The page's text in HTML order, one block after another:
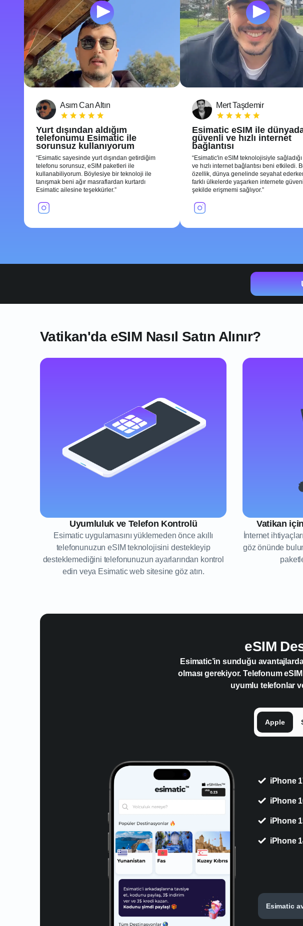
Asım Can Altın
Yurt dışından aldığım
telefonumu Esimatic ile
sorunsuz kullanıyorum
Esimatic sayesinde yurt dışından getirdiğim
telefonu sorunsuz, eSIM paketleri ile
kullanabiliyorum. Böylesiye bir teknoloji ile
tanışmak beni ağır masraflardan kurtardı
Esimatic ailesine teşekkürler.
Mert Taşdemir
Esimatic eSIM ile
güvenli ve hızlı internet
bağlantısı
Esimatic'in eSIM teknolojisiyle
ve hızlı internet bağlantısı beni etkiledi.
özellik, dünya genelinde seyahat
farklı ülkelerde yaşarken internete
şekilde erişmemi sağlıyor.
Vatikan'da eSIM Nasıl Satın Alınır?
Uyumluluk ve Telefon Kontrolü
Esimatic uygulamasını yüklemeden önce akıllı
telefonunuzun eSIM teknolojisini destekleyip
desteklemediğini telefonunuzun ayarlarından kontrol
edin veya Esimatic web sitesine göz atın.
Vatikan
İnternet
göz önünde
eSIM
Esimatic’in sunduğu
olması gerekiyor. Telefonum
uyumlu telefonlar
Apple
iPhone
iPhone
iPhone
iPhone
Esimatic